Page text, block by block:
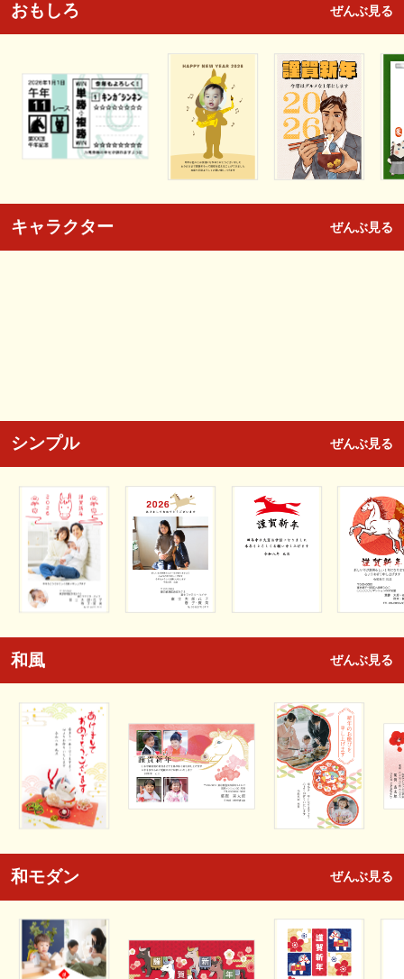
おもしろ ぜんぶ見る
キャラクター ぜんぶ見る
シンプル ぜんぶ見る
和風 ぜんぶ見る
和モダン ぜんぶ見る